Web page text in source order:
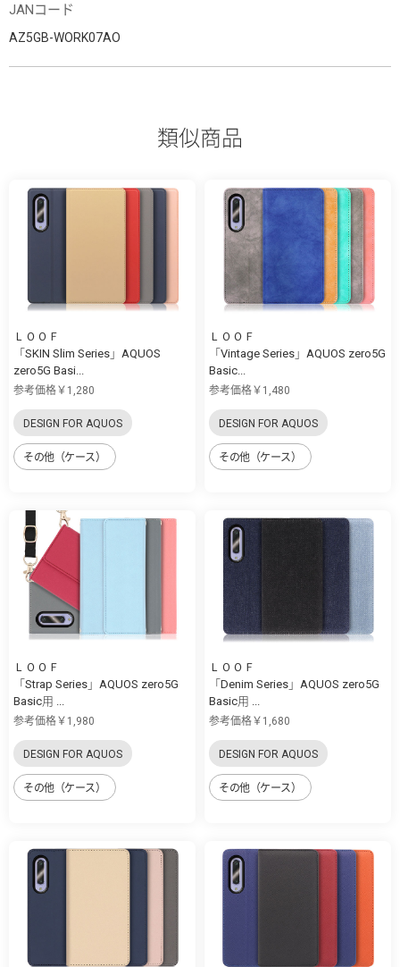
JANコード
AZ5GB-WORK07AO
類似商品
ＬＯＯＦ
「SKIN Slim Series」AQUOS
zero5G Basi...
参考価格￥1,280
DESIGN FOR AQUOS
その他（ケース）
ＬＯＯＦ
「Vintage Series」AQUOS zero5G
Basic...
参考価格￥1,480
DESIGN FOR AQUOS
その他（ケース）
ＬＯＯＦ
「Strap Series」AQUOS zero5G
Basic用 ...
参考価格￥1,980
DESIGN FOR AQUOS
その他（ケース）
ＬＯＯＦ
「Denim Series」AQUOS zero5G
Basic用 ...
参考価格￥1,680
DESIGN FOR AQUOS
その他（ケース）